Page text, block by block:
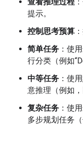
提示。
控制思考预算
简单任务 ：使
行分类（例如
中等任务 ：使
意推理（例如
复杂任务 ：使
多步规划任务